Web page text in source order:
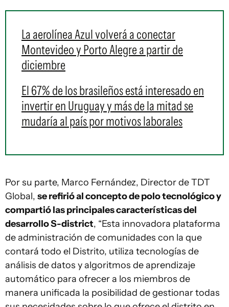
La aerolínea Azul volverá a conectar
Montevideo y Porto Alegre a partir de
diciembre
El 67% de los brasileños está interesado en
invertir en Uruguay y más de la mitad se
mudaría al país por motivos laborales
Por su parte, Marco Fernández, Director de TDT
Global, se refirió al concepto de polo tecnológico y
compartió las principales características del
desarrollo S-district, “Esta innovadora plataforma
de administración de comunidades con la que
contará todo el Distrito, utiliza tecnologías de
análisis de datos y algoritmos de aprendizaje
automático para ofrecer a los miembros de
manera unificada la posibilidad de gestionar todas